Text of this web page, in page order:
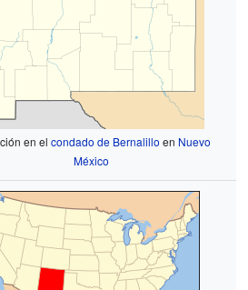
en elcondado de Bernalillo en Nuevo
México